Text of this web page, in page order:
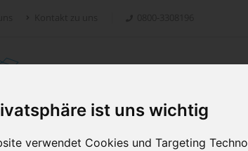
ist uns wichtig
verwendet Cookies und Targeting
Retoure.online